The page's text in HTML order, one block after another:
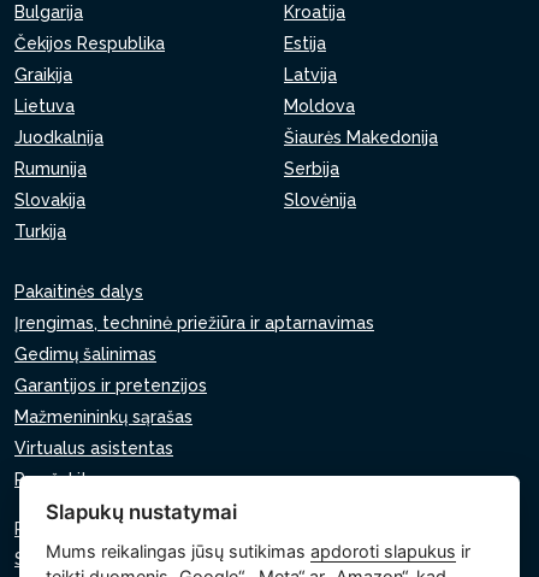
Bulgarija
Kroatija
Čekijos Respublika
Estija
Graikija
Latvija
Lietuva
Moldova
Juodkalnija
Šiaurės Makedonija
Rumunija
Serbija
Slovakija
Slovėnija
Turkija
Pakaitinės dalys
Įrengimas, techninė priežiūra ir aptarnavimas
Gedimų šalinimas
Garantijos ir pretenzijos
Mažmenininkų sąrašas
Virtualus asistentas
Parašykite mums
Privatumo politika
Slapukų politika
Slapukų nustatymai
Mums reikalingas jūsų sutikimasapdoroti slapukus ir